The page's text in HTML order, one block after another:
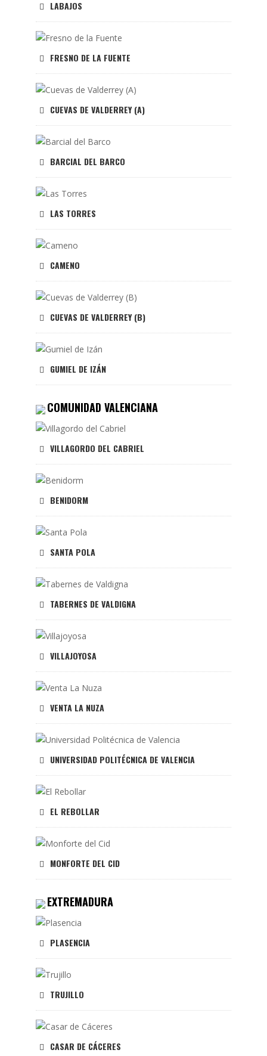
LABAJOS
FRESNO DE LA FUENTE
CUEVAS DE VALDERREY (A)
BARCIAL DEL BARCO
LAS TORRES
CAMENO
CUEVAS DE VALDERREY (B)
GUMIEL DE IZÁN
COMUNIDAD VALENCIANA
VILLAGORDO DEL CABRIEL
BENIDORM
SANTA POLA
TABERNES DE VALDIGNA
VILLAJOYOSA
VENTA LA NUZA
UNIVERSIDAD POLITÉCNICA DE VALENCIA
EL REBOLLAR
MONFORTE DEL CID
EXTREMADURA
PLASENCIA
TRUJILLO
CASAR DE CÁCERES